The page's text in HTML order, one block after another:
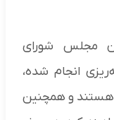
مجلس شورای
انجام شده،
هستند و همچنین